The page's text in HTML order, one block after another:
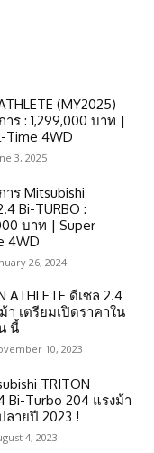
(MY2025)
ร : 1,299,000 บาท |
Time 4WD
3, 2025
าร Mitsubishi
Bi-TURBO :
บาท | Super
4WD
26, 2024
ATHLETE ดีเซล 2.4
า เตรียมเปิดราคาใน
นี้
10, 2023
TRITON
Bi-Turbo 204 แรงม้า
ลายปี 2023 !
4, 2023